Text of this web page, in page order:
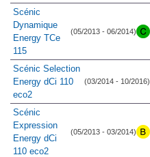
Scénic
Dynamique
Energy TCe
115
(05/2013 - 06/2014)
Scénic Selection
Energy dCi 110
eco2
(03/2014 - 10/2016)
Scénic
Expression
Energy dCi
110 eco2
(05/2013 - 03/2014)